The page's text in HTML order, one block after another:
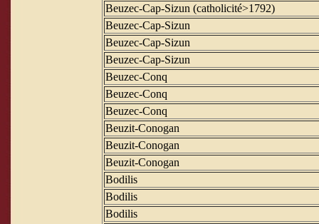
Beuzec-Cap-Sizun (catholicité>1792)
Beuzec-Cap-Sizun
Beuzec-Cap-Sizun
Beuzec-Cap-Sizun
Beuzec-Conq
Beuzec-Conq
Beuzec-Conq
Beuzit-Conogan
Beuzit-Conogan
Beuzit-Conogan
Bodilis
Bodilis
Bodilis